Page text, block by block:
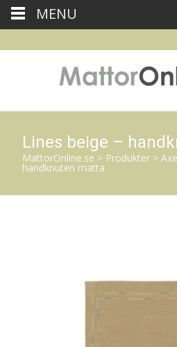
Lines beige –
MattorOnline.se > Produkter >
handknuten matta
MENU